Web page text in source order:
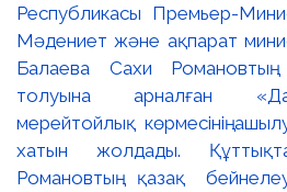
Республикасы Премьер-
Мәдениет және ақпарат
Балаева Сахи
толуына арналған
мерейтойлық көрмесінің
хатын жолдады.
Романовтың қазақ